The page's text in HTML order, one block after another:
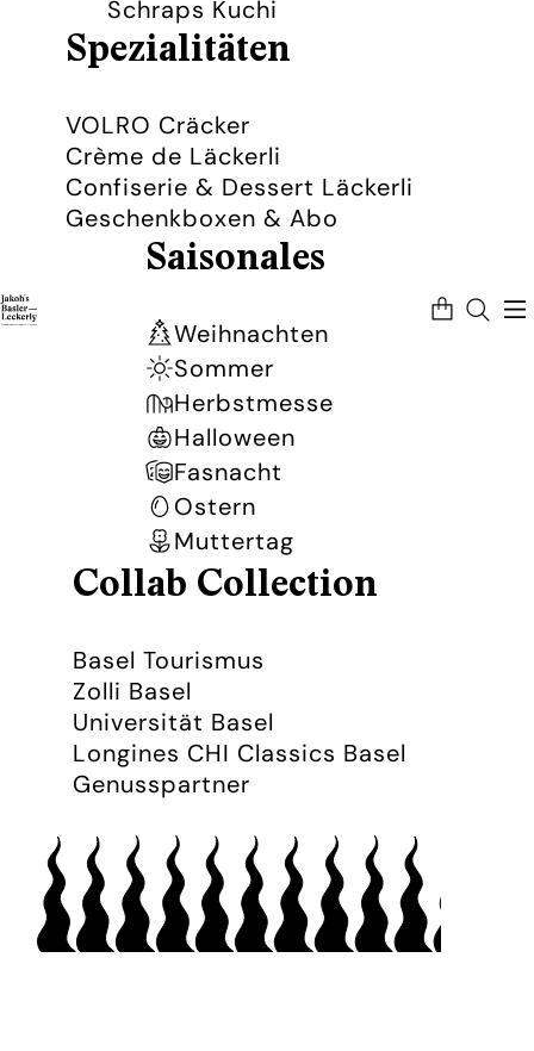
Schraps Kuchi
Spezialitäten
VOLRO Cräcker
Crème de Läckerli
Confiserie & Dessert Läckerli
Geschenkboxen & Abo
Saisonales
Weihnachten
Sommer
Herbstmesse
Halloween
Fasnacht
Ostern
Muttertag
Collab Collection
Basel Tourismus
Zolli Basel
Universität Basel
Longines CHI Classics Basel
Genusspartner
Artikel
im
Warenkorb